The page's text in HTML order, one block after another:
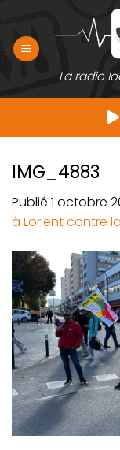
contenu
La radio
IMG_4883
Publié 1 octobre
à Lorient contre